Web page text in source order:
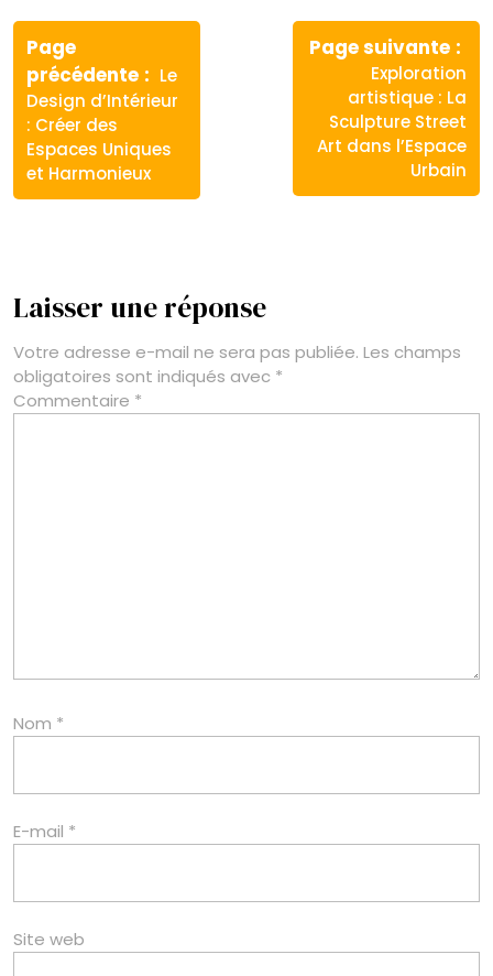
Navigation
de
l’article
Page
précédente
Article
précédent
Le
Design d’Intérieur
: Créer des
Espaces Uniques
et Harmonieux
Page suivante
Article
suivant
:
Exploration
artistique : La
Sculpture Street
Art dans l’Espace
Urbain
Laisser une réponse
Votre adresse e-mail ne sera pas publiée. Les champs
obligatoires sont indiqués avec *
Commentaire *
Nom *
E-mail *
Site web